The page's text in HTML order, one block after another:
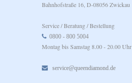
Bahnhofstraße 16, D-08056 Zwickau
Service / Beratung / Bestellung
0800 - 800 5004
Montag bis Samstag 8.00 - 20.00 Uhr
service@queendiamond.de